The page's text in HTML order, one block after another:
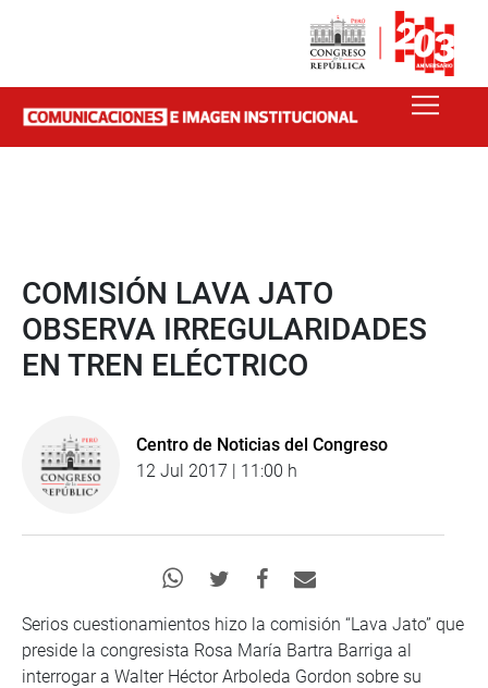
COMISIÓN LAVA JATO
OBSERVA IRREGULARIDADES
EN TREN ELÉCTRICO
Centro de Noticias del Congreso
12 Jul 2017 | 11:00 h
Serios cuestionamientos hizo la comisión “Lava Jato” que
preside la congresista Rosa María Bartra Barriga al
interrogar a Walter Héctor Arboleda Gordon sobre su